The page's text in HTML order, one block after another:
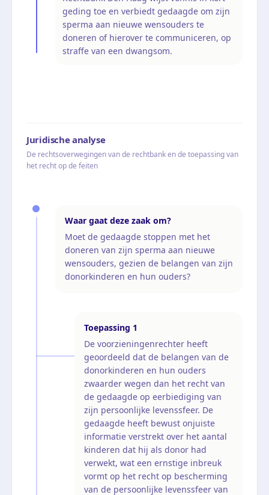
geding toe en verbiedt gedaagde om zijn
sperma aan nieuwe wensouders te
doneren of hierover te communiceren, op
straffe van een dwangsom.
Juridische analyse
De rechtsoverwegingen van de rechtbank en de toepassing van
het recht op de feiten
Waar gaat deze zaak om?
Moet de gedaagde stoppen met het
doneren van zijn sperma aan nieuwe
wensouders, gezien de belangen van zijn
donorkinderen en hun ouders?
Toepassing 1
De voorzieningenrechter heeft
geoordeeld dat de belangen van de
donorkinderen en hun ouders
zwaarder wegen dan het recht van
de gedaagde op eerbiediging van
zijn persoonlijke levenssfeer. De
gedaagde heeft bewust onjuiste
informatie verstrekt over het aantal
kinderen dat hij als donor had
verwekt, wat een ernstige inbreuk
vormt op het recht op bescherming
van de persoonlijke levenssfeer van